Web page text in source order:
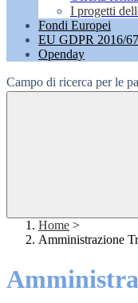
I progetti
Fondi Europei
EU GDPR 2016/
Openday
Campo di ricerca per le
Home >
Amministrazione